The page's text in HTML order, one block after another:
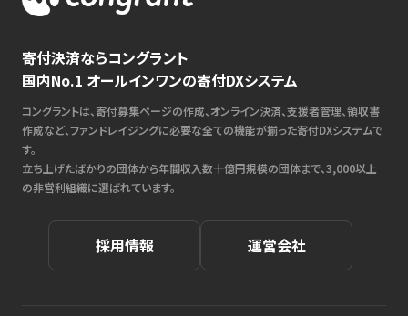
寄付決済ならコングラント
国内No.1 オールインワンの寄付DXシステム
コングラントは、寄付募集ページの作成、オンライン決済、支援者管理、領収書
作成など、ファンドレイジングに必要な全ての機能が揃った寄付DXシステムで
す。
立ち上げたばかりの団体から年間収入数十億円規模の団体まで、3,000以上
の非営利組織に選ばれています。
採用情報 運営会社